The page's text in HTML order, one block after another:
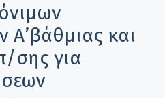
Α’βάθμιας και
σης για